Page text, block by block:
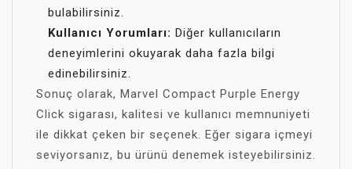
bulabilirsiniz.
Kullanıcı Yorumları: Diğer kullanıcıların
deneyimlerini okuyarak daha fazla bilgi
edinebilirsiniz.
Sonuç olarak, Marvel Compact Purple Energy
Click sigarası, kalitesi ve kullanıcı memnuniyeti
ile dikkat çeken bir seçenek. Eğer sigara içmeyi
seviyorsanız, bu ürünü denemek isteyebilirsiniz.